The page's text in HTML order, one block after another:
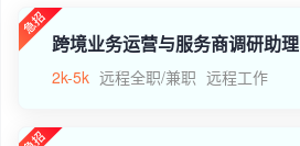
跨境业务运营与服务商调研助理
2k-5k 远程全职/兼职 远程工作